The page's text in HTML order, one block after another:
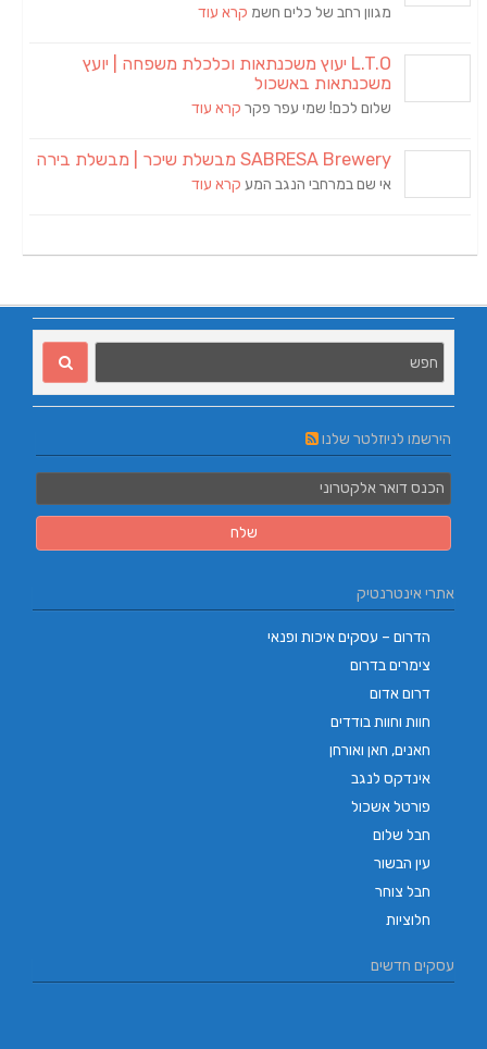
מגוון רחב של כלים חשמ קרא עוד
L.T.O יעוץ משכנתאות וכלכלת משפחה | יועץ
משכנתאות באשכול
שלום לכם! שמי עפר פקר קרא עוד
SABRESA Brewery מבשלת שיכר | מבשלת בירה
אי שם במרחבי הנגב המע קרא עוד
הירשמו לניוזלטר שלנו
אתרי אינטרנטיק
הדרום – עסקים איכות ופנאי
צימרים בדרום
דרום אדום
חוות וחוות בודדים
חאנים, חאן ואורחן
אינדקס לנגב
פורטל אשכול
חבל שלום
עין הבשור
חבל צוחר
חלוציות
עסקים חדשים